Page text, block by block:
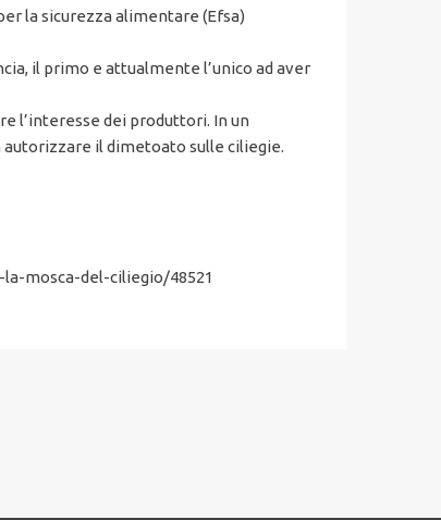
la sicurezza alimentare (Efsa)
il primo e attualmente l’unico ad aver
l’interesse dei produttori. In un
autorizzare il dimetoato sulle ciliegie.
mosca-del-ciliegio/48521